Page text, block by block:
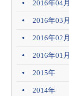
2016年04月
2016年03月
2016年02月
2016年01月
2015年
2014年